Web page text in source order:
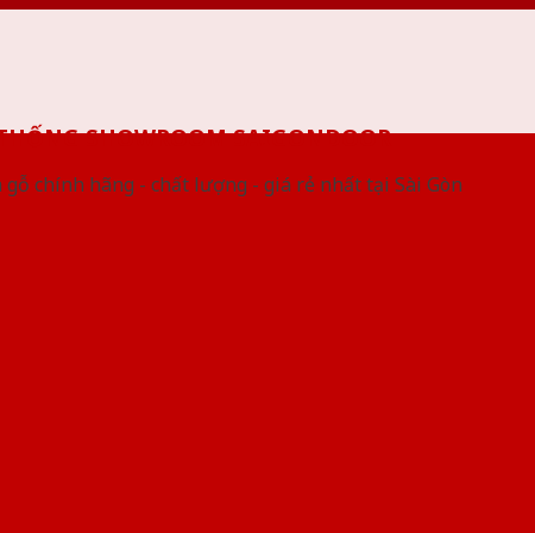
SHOWROOM SAIGONDOOR
gỗ chính hãng - chất lượng - giá rẻ nhất tại Sài Gòn